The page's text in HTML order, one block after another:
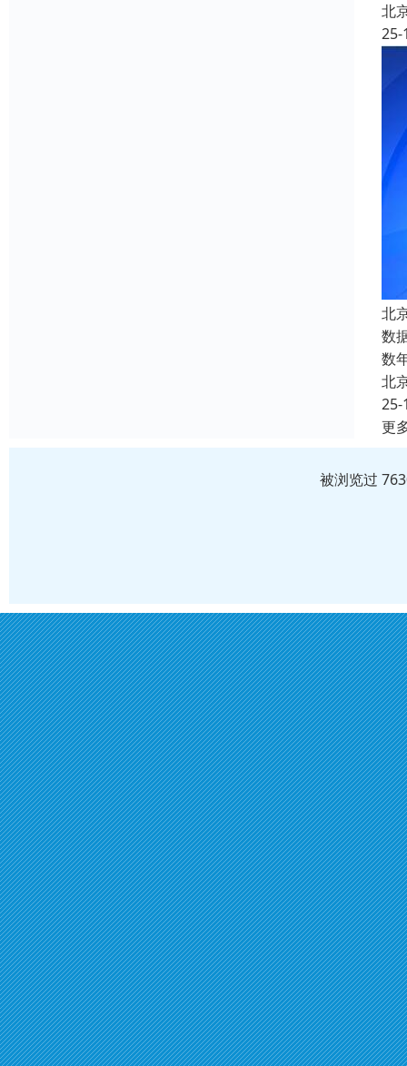
北
25-
北
数
数
北
25-
更
被浏览过